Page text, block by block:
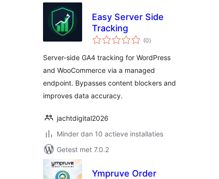
Easy Server Side
Tracking
(0totaal
waarderingen
)
Server-side GA4 tracking for WordPress
and WooCommerce via a managed
endpoint. Bypasses content blockers and
improves data accuracy.
jachtdigital2026
Minder dan 10 actieve installaties
Getest met 7.0.2
Ympruve Order